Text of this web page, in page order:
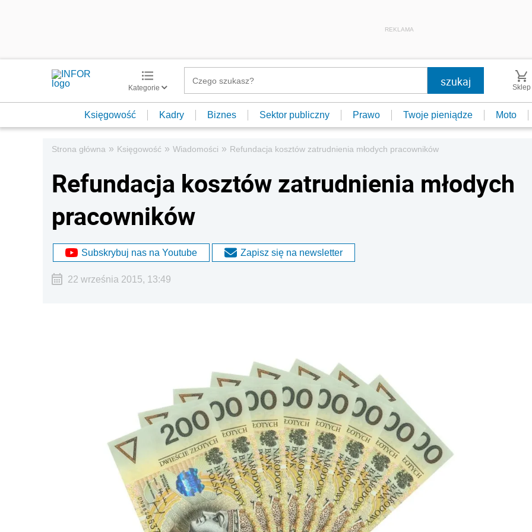
REKLAMA
Kategorie Sklep
Księgowość Kadry Biznes Sektor publiczny Prawo Twoje pieniądze Moto
Strona główna » Księgowość » Wiadomości » Refundacja kosztów zatrudnienia młodych pracowników
Refundacja kosztów zatrudnienia młodych
pracowników
Subskrybuj nas na Youtube Zapisz się na newsletter
22 września 2015, 13:49